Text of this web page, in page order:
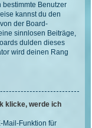
bestimmte Benutzer
kannst du den
der Board-
sinnlosen Beiträge,
dulden dieses
wird deinen Rang
klicke, werde ich
Mail-Funktion für